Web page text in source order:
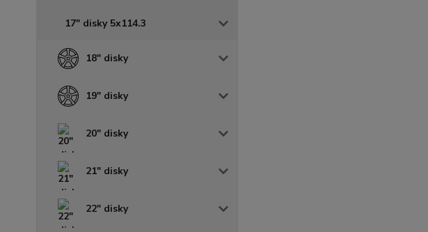
17" disky 5x114.3
18" disky
19" disky
20" disky
21" disky
22" disky